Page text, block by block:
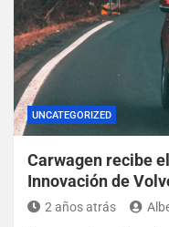
UNCATEGORIZED
Carwagen recibe
Innovación de
2 años atrás